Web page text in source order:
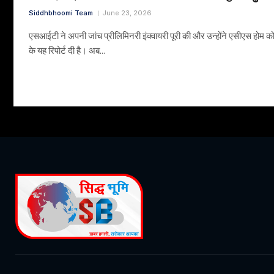
Siddhbhoomi Team June 23, 2026
एसआईटी ने अपनी जांच प्रीलिमिनरी इंक्वायरी पूरी की और उन्होंने एसीएस होम
के यह रिपोर्ट दी है। अब…